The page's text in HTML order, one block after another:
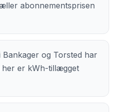
abonnementsprisen
og Torsted har
er kWh-tillægget